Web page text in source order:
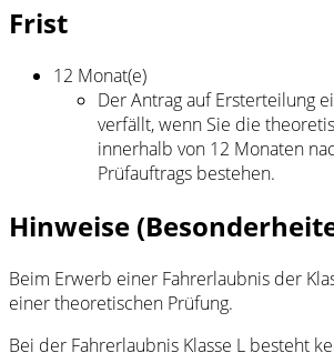
Frist
12 Monat(e)
Der Antrag auf Ersterteilung
verfällt, wenn Sie die
innerhalb von 12 Monaten
Prüfauftrags bestehen.
Hinweise
Beim Erwerb einer Fahrerlaubnis der
einer theoretischen Prüfung.
Bei der Fahrerlaubnis Klasse L besteht